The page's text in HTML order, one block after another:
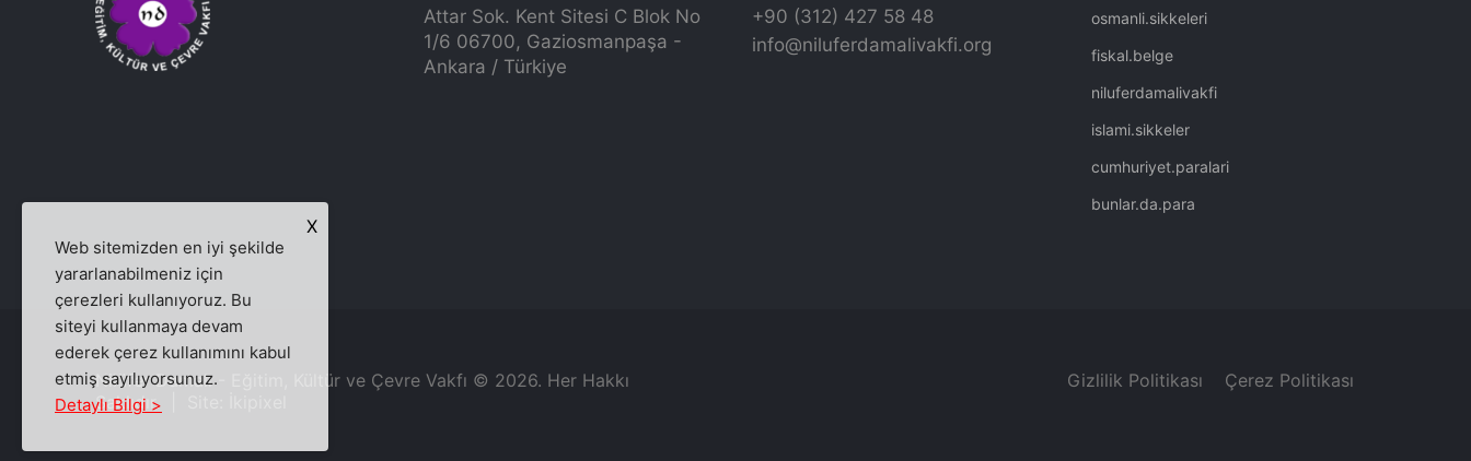
Attar Sok. Kent Sitesi C Blok No
1/6 06700, Gaziosmanpaşa -
Ankara / Türkiye
+90 (312) 427 58 48
info@niluferdamalivakfi.org
osmanli.sikkeleri
fiskal.belge
niluferdamalivakfi
islami.sikkeler
cumhuriyet.paralari
bunlar.da.para
Nilüfer Damalı - Eğitim, Kültür ve Çevre Vakfı © 2026. Her Hakkı
Saklıdır. | Site:
Gizlilik Politikası Çerez Politikası
Web sitemizden en iyi şekilde
yararlanabilmeniz için
çerezleri kullanıyoruz. Bu
siteyi kullanmaya devam
ederek çerez kullanımını kabul
etmiş sayılıyorsunuz.
Detaylı Bilgi >
X